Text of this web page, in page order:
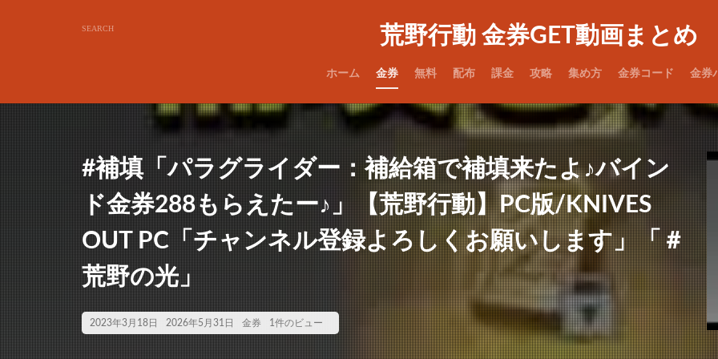
荒野行動 金券GET動画まとめ
ホーム 金券 無料 配布 課金 攻略 集め方 金券コード 金券
#補填「パラグライダー：補給箱で補填来たよ♪バイン
ド金券288もらえたー♪」【荒野行動】PC版/KNIVES
OUT PC「チャンネル登録よろしくお願いします」「＃
荒野の光」
2023年3月18日 2026年5月31日 金券 1件のビュー